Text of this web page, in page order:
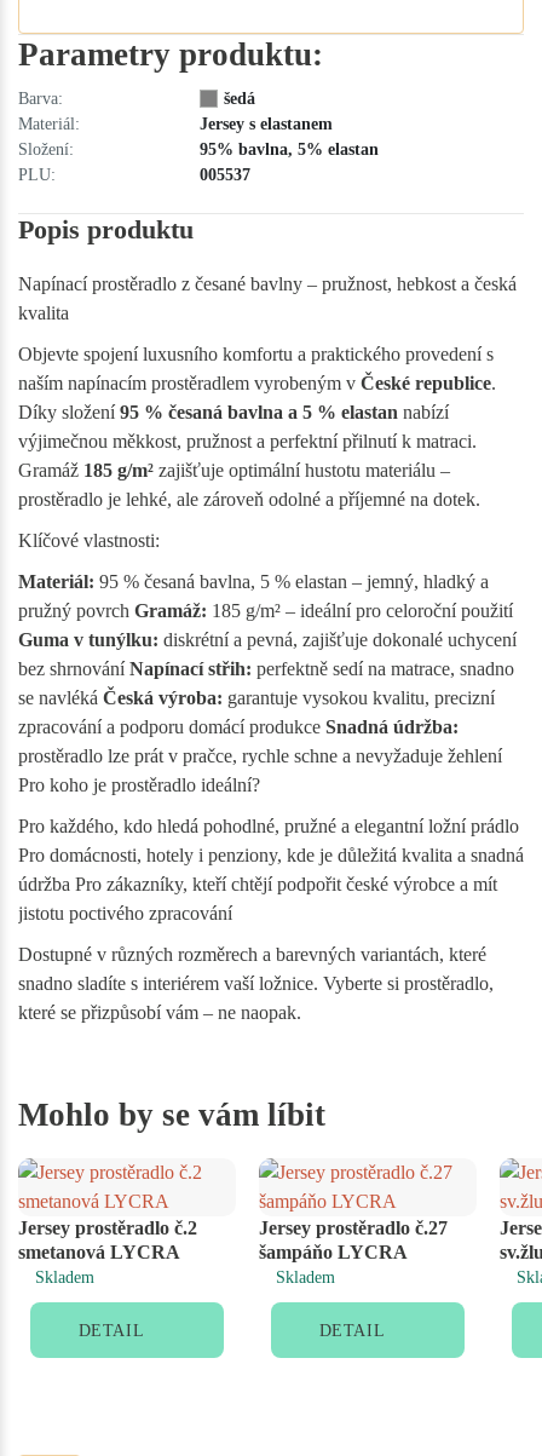
Parametry produktu:
Barva:
šedá
Materiál:
Jersey s elastanem
Složení:
95% bavlna, 5% elastan
PLU:
005537
Popis produktu
Napínací prostěradlo z česané bavlny – pružnost, hebkost a česká
kvalita
Objevte spojení luxusního komfortu a praktického provedení s
naším napínacím prostěradlem vyrobeným v České republice.
Díky složení95 % česaná bavlna a 5 % elastan nabízí
výjimečnou měkkost, pružnost a perfektní přilnutí k matraci.
Gramáž 185 g/m² zajišťuje optimální hustotu materiálu –
prostěradlo je lehké, ale zároveň odolné a příjemné na dotek.
Klíčové vlastnosti:
Materiál: 95 % česaná bavlna, 5 % elastan – jemný, hladký a
pružný povrch Gramáž: 185 g/m² – ideální pro celoroční použití
Guma v tunýlku: diskrétní a pevná, zajišťuje dokonalé uchycení
bez shrnováníNapínací střih: perfektně sedí na matrace, snadno
se navléká Česká výroba: garantuje vysokou kvalitu, precizní
zpracování a podporu domácí produkce Snadná údržba:
prostěradlo lze prát v pračce, rychle schne a nevyžaduje žehlení
Pro koho je prostěradlo ideální?
Pro každého, kdo hledá pohodlné, pružné a elegantní ložní prádlo
Pro domácnosti, hotely i penziony, kde je důležitá kvalita a snadná
údržba Pro zákazníky, kteří chtějí podpořit české výrobce a mít
jistotu poctivého zpracování
Dostupné v různých rozměrech a barevných variantách, které
snadno sladíte s interiérem vaší ložnice. Vyberte si prostěradlo,
které se přizpůsobí vám – ne naopak.
Mohlo by se vám líbit
Jersey prostěradlo č.2
smetanová LYCRA
Skladem
DETAIL
Jersey prostěradlo č.27
šampáňo LYCRA
Skladem
DETAIL